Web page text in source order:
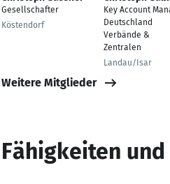
Gesellschafter
Köstendorf
Key Account
Deutschland
Verbände &
Zentralen
Landau/Isar
Weitere Mitglieder
Fähigkeiten